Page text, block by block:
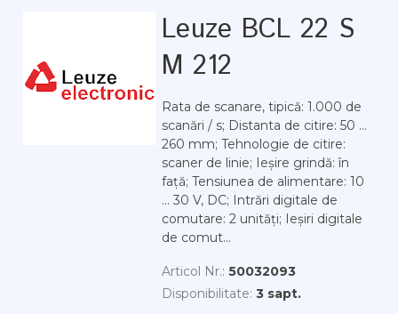
Leuze BCL 22 S
M 212
Rata de scanare, tipică: 1.000 de
scanări / s; Distanta de citire: 50 ...
260 mm; Tehnologie de citire:
scaner de linie; Ieșire grindă: în
față; Tensiunea de alimentare: 10
... 30 V, DC; Intrări digitale de
comutare: 2 unități; Ieșiri digitale
de comut...
Articol Nr.: 50032093
Disponibilitate: 3 sapt.